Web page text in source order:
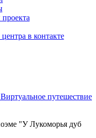
в контакте
путешествие
"У Лукоморья дуб